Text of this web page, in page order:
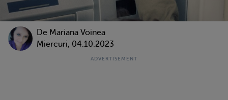
De Mariana Voinea
Miercuri, 04.10.2023